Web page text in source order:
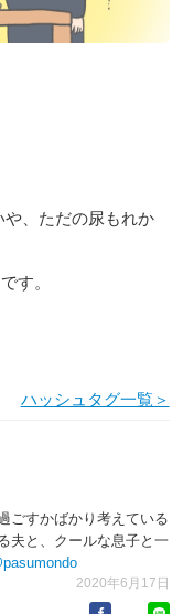
、ただの尿もれか
す。
ハッシュタグ一覧＞
ごすかばかり考えている
夫と、クールな息子と一
2020年6月17日